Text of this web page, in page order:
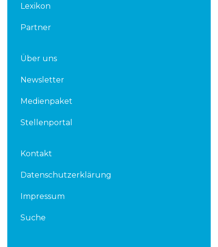
Lexikon
Partner
Über uns
Newsletter
Medienpaket
Stellenportal
Kontakt
Datenschutzerklärung
Impressum
Suche